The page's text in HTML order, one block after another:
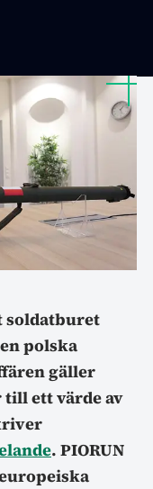
soldatburet
polska
gäller
ett värde av
. PIORUN